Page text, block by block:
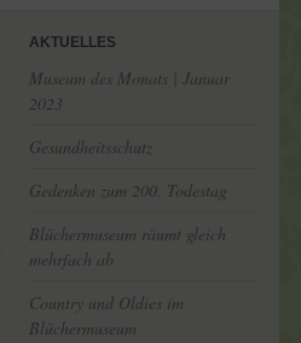
AKTUELLES
Museum des Monats | Januar
2023
Gesundheitsschutz
Gedenken zum 200. Todestag
Blüchermuseum räumt gleich
mehrfach ab
Country und Oldies im
Blüchermuseum